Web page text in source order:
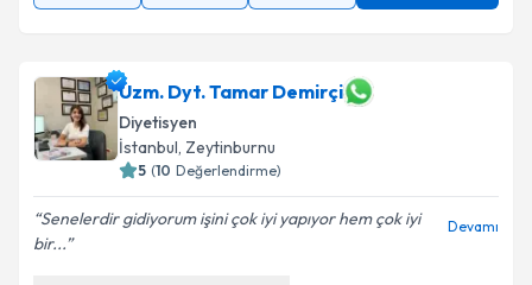
Uzm. Dyt. Tamar Demirçi
Diyetisyen
İstanbul, Zeytinburnu
5 (10 Değerlendirme)
Senelerdir gidiyorum işini çok iyi yapıyor hem çok iyi
bir...
Devamı